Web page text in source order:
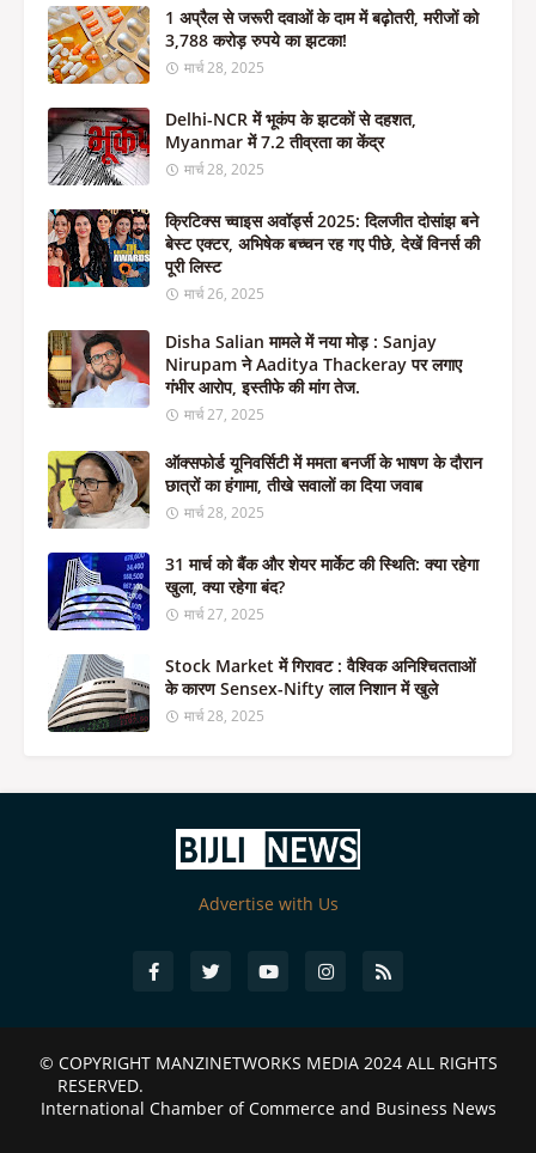
1 अप्रैल से जरूरी दवाओं के दाम में बढ़ोतरी, मरीजों को
3,788 करोड़ रुपये का झटका!
मार्च 28, 2025
Delhi-NCR में भूकंप के झटकों से दहशत,
Myanmar में 7.2 तीव्रता का केंद्र
मार्च 28, 2025
क्रिटिक्स च्वाइस अवॉर्ड्स 2025: दिलजीत दोसांझ बने
बेस्ट एक्टर, अभिषेक बच्चन रह गए पीछे, देखें विनर्स की
पूरी लिस्ट
मार्च 26, 2025
Disha Salian मामले में नया मोड़ : Sanjay
Nirupam ने Aaditya Thackeray पर लगाए
गंभीर आरोप, इस्तीफे की मांग तेज.
मार्च 27, 2025
ऑक्सफोर्ड यूनिवर्सिटी में ममता बनर्जी के भाषण के दौरान
छात्रों का हंगामा, तीखे सवालों का दिया जवाब
मार्च 28, 2025
31 मार्च को बैंक और शेयर मार्केट की स्थिति: क्या रहेगा
खुला, क्या रहेगा बंद?
मार्च 27, 2025
Stock Market में गिरावट : वैश्विक अनिश्चितताओं
के कारण Sensex-Nifty लाल निशान में खुले
मार्च 28, 2025
Advertise with Us
© COPYRIGHT MANZINETWORKS MEDIA 2024ALL RIGHTS
RESERVED.
International Chamber of Commerce and Business News